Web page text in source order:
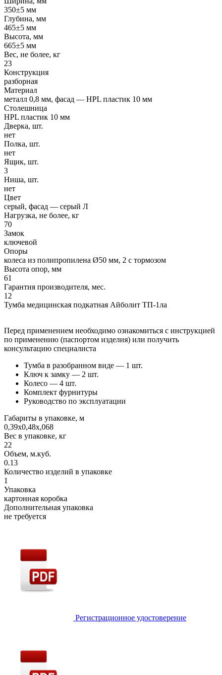
350±5 мм
Глубина, мм
465±5 мм
Высота, мм
665±5 мм
Вес, не более, кг
23
Конструкция
разборная
Материал
металл 0,8 мм, фасад — HPL пластик 10 мм
Столешница
HPL пластик 10 мм
Дверка, шт.
нет
Полка, шт.
нет
Ящик, шт.
3
Ниша, шт.
нет
Цвет
серый, фасад — серый Л
Нагрузка, не более, кг
70
Замок
ключевой
Опоры
колеса из полипропилена Ø50 мм, 2 с тормозом
Высота опор, мм
61
Гарантия производителя, мес.
12
Тумба медицинская подкатная Айболит ТП-1ла
Перед применением необходимо ознакомиться с инструкцией
по применению (паспортом изделия) или получить
консультацию специалиста
Тумба в разобранном виде — 1 шт.
Ключ к замку — 2 шт.
Колесо — 4 шт.
Комплект фурнитуры
Руководство по эксплуатации
Габариты в упаковке, м
0,39х0,48х,068
Вес в упаковке, кг
22
Объем, м.куб.
0.13
Количество изделий в упаковке
1
Упаковка
картонная коробка
Дополнительная упаковка
не требуется
Регистрационное удостоверение